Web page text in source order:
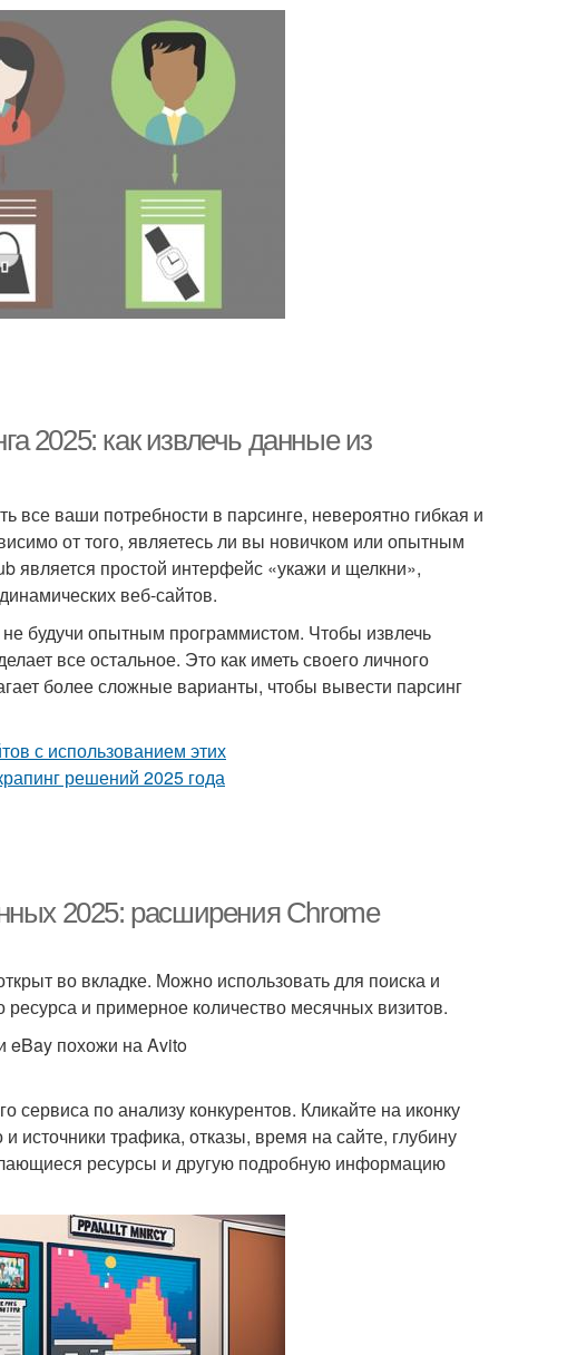
2025: как извлечь данные из
ваши потребности в парсинге, невероятно гибкая и
от того, являетесь ли вы новичком или опытным
является простой интерфейс «укажи и щелкни»,
веб-сайтов.
будучи опытным программистом. Чтобы извлечь
все остальное. Это как иметь своего личного
более сложные варианты, чтобы вывести парсинг
2025: расширения Chrome
во вкладке. Можно использовать для поиска и
и примерное количество месячных визитов.
eBay похожи на Avito
по анализу конкурентов. Кликайте на иконку
источники трафика, отказы, время на сайте, глубину
ресурсы и другую подробную информацию